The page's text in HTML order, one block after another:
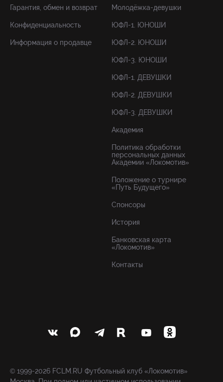
Гарантия, обмен и возврат
Конфиденциальность
Информация о продавце
Молодёжка-девушки
ЮФЛ-1. ЮНОШИ
ЮФЛ-2. ЮНОШИ
ЮФЛ-3. ЮНОШИ
ЮФЛ-1. ДЕВУШКИ
ЮФЛ-2. ДЕВУШКИ
ЮФЛ-3. ДЕВУШКИ
Академия
Политика обработки
персональных данных
Академии «Локомотив»
Положение о турнире
«Путь Будущего»
Спонсоры
История
Банковская карта
«Локомотив»
Контакты
© 1999-2026 FCLM.RU Футбольный клуб «Локомотив»